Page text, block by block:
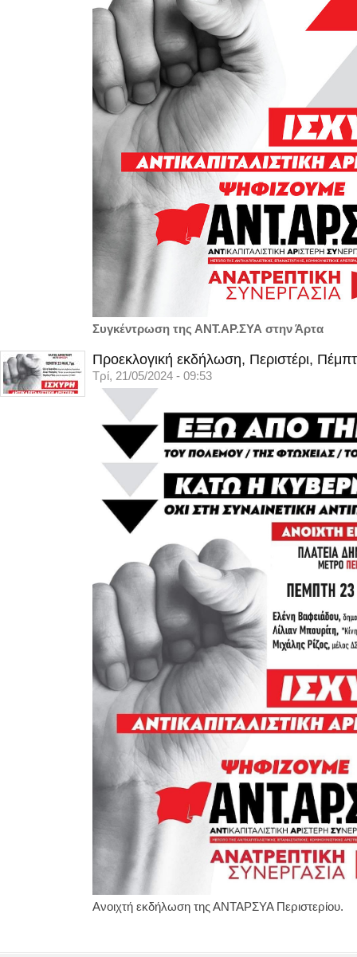
Συγκέντρωση της ΑΝΤ.ΑΡ.ΣΥΑ στην Άρτα
Προεκλογική εκδήλωση, Περιστέρι,
Τρί, 21/05/2024 - 09:53
Ανοιχτή εκδήλωση της ΑΝΤΑΡΣΥΑ Περιστερίου.